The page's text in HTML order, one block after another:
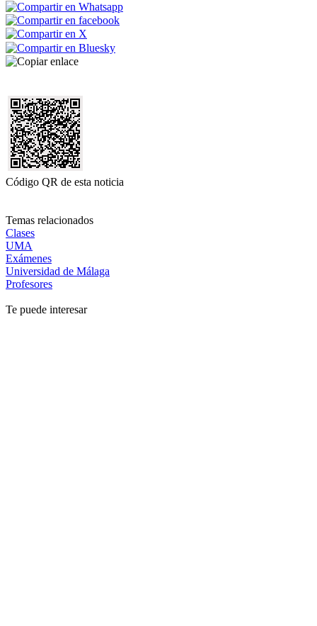
Código QR de esta noticia
Temas relacionados
Clases
UMA
Exámenes
Universidad de Málaga
Profesores
Te puede interesar